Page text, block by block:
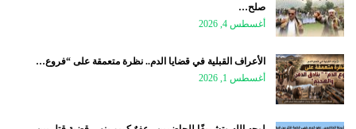
صلح…
أغسطس 4, 2026
الأعراف القبلية في قضايا الدم.. نظرة متعمقة على “فروع…
أغسطس 1, 2026